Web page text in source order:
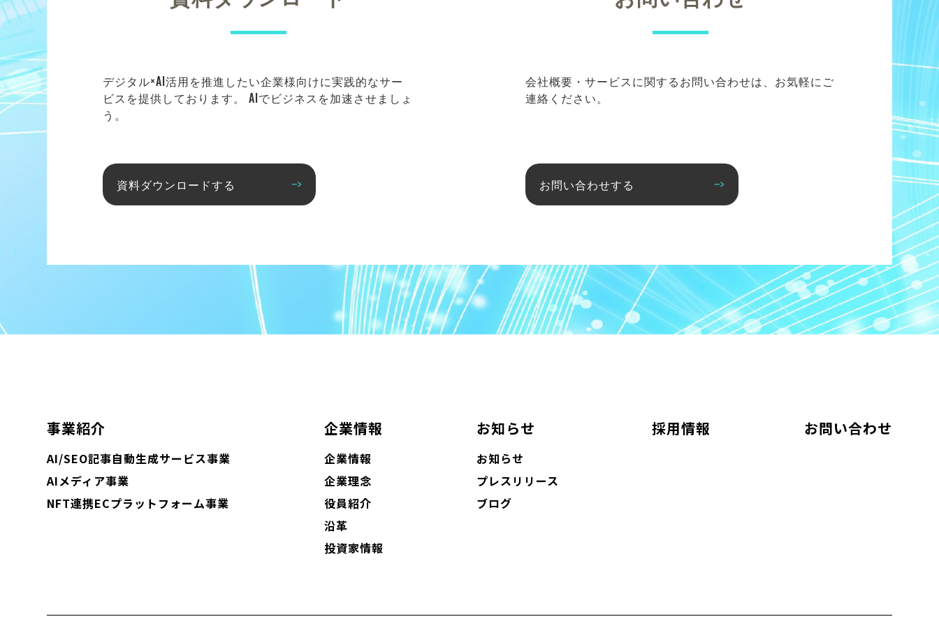
デジタル×AI活用を推進したい企業様向けに実践的なサー
ビスを提供しております。 AIでビジネスを加速させましょ
う。
資料ダウンロードする
会社概要・サービスに関するお問い合わせは、お気軽にご
連絡ください。
お問い合わせする
事業紹介
AI/SEO記事自動生成サービス事業
AIメディア事業
NFT連携ECプラットフォーム事業
企業情報
企業情報
企業理念
役員紹介
沿革
投資家情報
お知らせ
お知らせ
プレスリリース
ブログ
採用情報 お問い合わせ